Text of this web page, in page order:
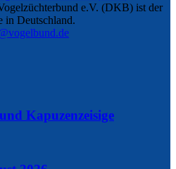
e.V. (DKB) ist der
in Deutschland.
Kapuzenzeisige